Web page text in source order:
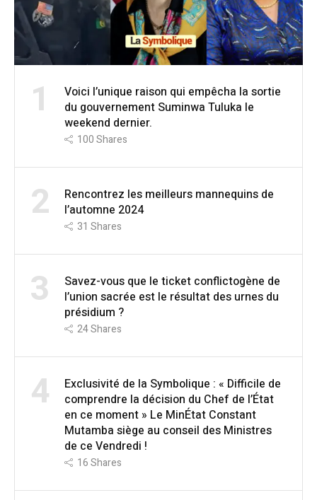
1
Voici l’unique raison qui empêcha la sortie
du gouvernement Suminwa Tuluka le
weekend dernier.
100Shares
2
Rencontrez les meilleurs mannequins de
l’automne 2024
31 Shares
3
Savez-vous que le ticket conflictogène de
l’union sacrée est le résultat des urnes du
présidium ?
24Shares
4
Exclusivité de la Symbolique : « Difficile de
comprendre la décision du Chef de l’État
en ce moment » Le MinÉtat Constant
Mutamba siège au conseil des Ministres
de ce Vendredi !
16Shares